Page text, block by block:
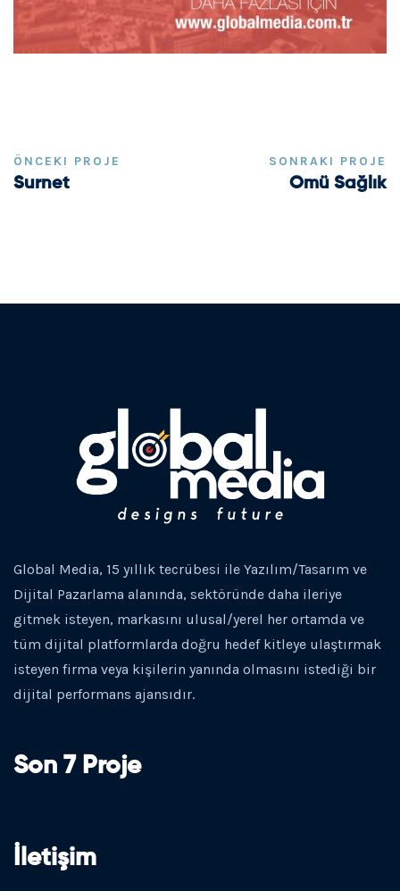
ÖNCEKI PROJE
Surnet
SONRAKI PROJE
Omü Sağlık
Global Media, 15 yıllık tecrübesi ile Yazılım/Tasarım ve
Dijital Pazarlama alanında, sektöründe daha ileriye
gitmek isteyen, markasını ulusal/yerel her ortamda ve
tüm dijital platformlarda doğru hedef kitleye ulaştırmak
isteyen firma veya kişilerin yanında olmasını istediği bir
dijital performans ajansıdır.
Son 7 Proje
İletişim